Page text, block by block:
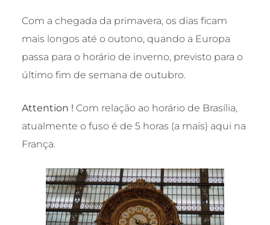
Com a chegada da primavera, os dias ficam
mais longos até o outono, quando a Europa
passa para o horário de inverno, previsto para o
último fim de semana de outubro.
Attention ! Com relação ao horário de Brasília,
atualmente o fuso é de 5 horas (a mais) aqui na
França.